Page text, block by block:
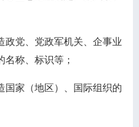
政党、党政军机关、企事业
称、标识等；
国家（地区）、国际组织的